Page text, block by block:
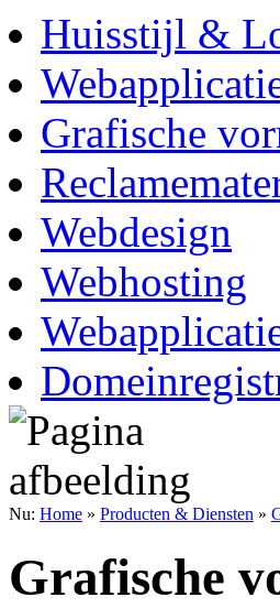
Huisstijl &
Grafische
Webdesign
Webhosting
Nu: Home » Producten & Diensten »
Grafische